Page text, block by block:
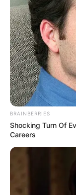
What
Them Now
BRAINBERRIES
BRAINBERRIES
Shocking Turn Of
Careers